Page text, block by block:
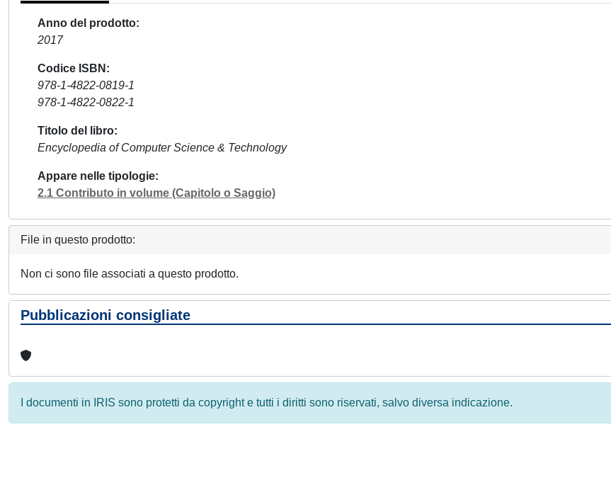
Anno del prodotto
2017
Codice ISBN
978-1-4822-0819-1
978-1-4822-0822-1
Titolo del libro
Encyclopedia of Computer Science & Technology
Appare nelle tipologie
2.1 Contributo in volume (Capitolo o Saggio)
File in questo prodotto:
Non ci sono file associati a questo prodotto.
Pubblicazioni consigliate
I documenti in IRIS sono protetti da copyright e tutti i diritti sono riservati, salvo diversa indicazione.